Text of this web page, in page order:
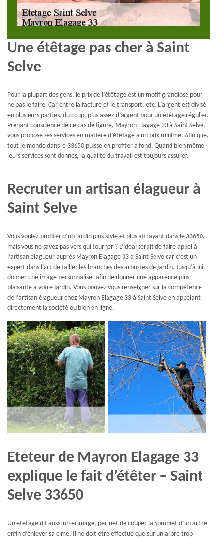
Une étêtage pas cher à Saint
Selve
Pour la plupart des gens, le prix de l’étêtage est un motif grandiose pour
ne pas le faire. Car entre la facture et le transport, etc. L’argent est divisé
en plusieurs parties, du coup, plus assez d’argent pour un étêtage régulier.
Prenant conscience de ce cas de figure, Mayron Elagage 33 à Saint Selve,
vous propose ses services en matière d’étêtage a un prix minime. Afin que,
tout le monde dans le 33650 puisse en profiter à fond. Quand bien même
leurs services sont donnés, la qualité du travail est toujours assurer.
Recruter un artisan élagueur à
Saint Selve
Vous voulez profiter d’un jardin plus stylé et plus attrayant dans le 33650,
mais vous ne savez pas vers qui tourner ? L’idéal serait de faire appel à
l’artisan élagueur auprès Mayron Elagage 33 à Saint Selve car c’est un
expert dans l’art de tailler les branches des arbustes de jardin. Jusqu’à lui
donner une image personnaliser afin de donner une apparence plus
plaisante à votre jardin. Vous pouvez vous renseigner sur la compétence
de l’artisan élagueur chez Mayron Elagage 33 à Saint Selve en appelant
directement la société ou bien en ligne.
Eteteur de Mayron Elagage 33
explique le fait d’étêter – Saint
Selve 33650
Un étêtage dit aussi un écimage, permet de couper la Sommet d’un arbre
enfin d’enlever sa cime. Il ne doit être effectué que sur un arbre trop